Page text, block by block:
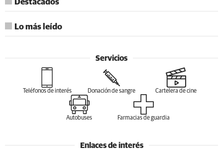
Destacados
Lo más leído
Servicios
Teléfonos de interés Donación de sangre Cartelera de cine
Autobuses Farmacias de guardia
Enlaces de interés